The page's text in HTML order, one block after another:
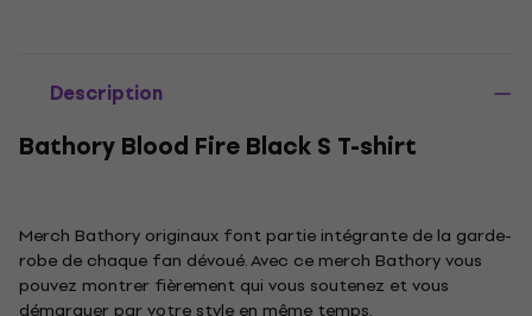
Description
Bathory Blood Fire Black S T-shirt
Merch Bathory originaux font partie intégrante de la garde-
robe de chaque fan dévoué. Avec ce merch Bathory vous
pouvez montrer fièrement qui vous soutenez et vous